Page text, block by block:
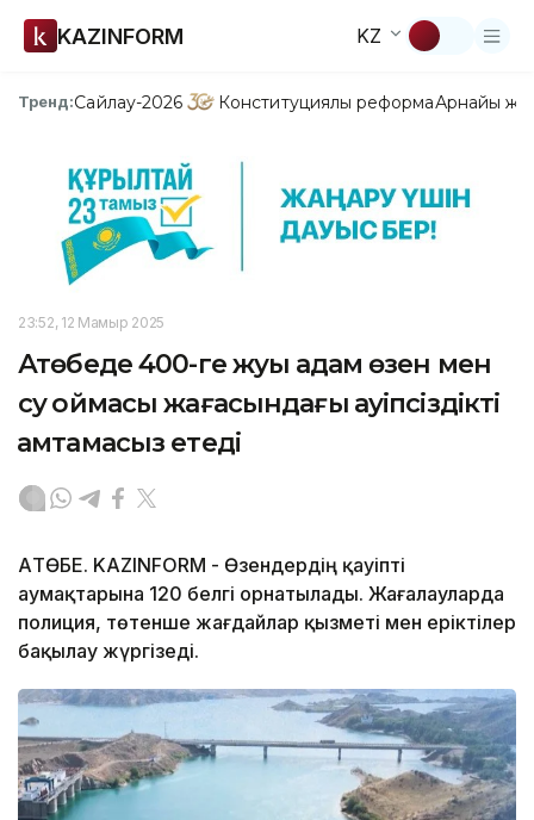
KAZINFORM KZ
Тренд:Сайлау-2026 Конституциялық реформаАрнайы
23:52, 12 Мамыр 2025
Ақтөбеде 400-ге жуық адам өзен мен
су қоймасы жағасындағы қауіпсіздікті
қамтамасыз етеді
АҚТӨБЕ. KAZINFORM - Өзендердің қауіпті
аумақтарына 120 белгі орнатылады. Жағалауларда
полиция, төтенше жағдайлар қызметі мен еріктілер
бақылау жүргізеді.